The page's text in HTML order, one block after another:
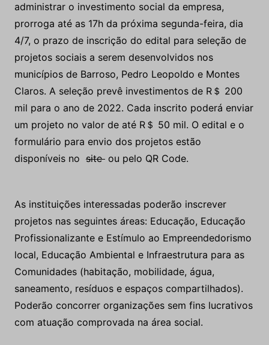
administrar o investimento social da empresa,
prorroga até as 17h da próxima segunda-feira, dia
4/7, o prazo de inscrição do edital para seleção de
projetos sociais a serem desenvolvidos nos
municípios de Barroso, Pedro Leopoldo e Montes
Claros. A seleção prevê investimentos de R＄ 200
mil para o ano de 2022. Cada inscrito poderá enviar
um projeto no valor de até R＄ 50 mil. O edital e o
formulário para envio dos projetos estão
disponíveis no site ou pelo QR Code.
As instituições interessadas poderão inscrever
projetos nas seguintes áreas: Educação, Educação
Profissionalizante e Estímulo ao Empreendedorismo
local, Educação Ambiental e Infraestrutura para as
Comunidades (habitação, mobilidade, água,
saneamento, resíduos e espaços compartilhados).
Poderão concorrer organizações sem fins lucrativos
com atuação comprovada na área social.